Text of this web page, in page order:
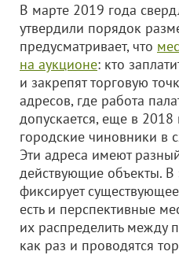
В марте 2019 года
утвердили порядок
предусматривает, что
на аукционе: кто
и закрепят торговую
адресов, где работа
допускается, еще в 2018
городские чиновники в
Эти адреса имеют
действующие объекты. В
фиксирует
есть и перспективные
их распределить между
как раз и проводятся